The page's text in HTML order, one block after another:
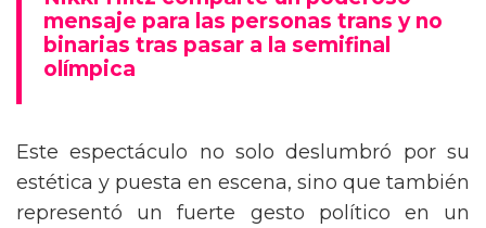
mensaje para las personas trans y no
binarias tras pasar a la semifinal
olímpica
Este espectáculo no solo deslumbró por su
estética y puesta en escena, sino que también
representó un fuerte gesto político en un